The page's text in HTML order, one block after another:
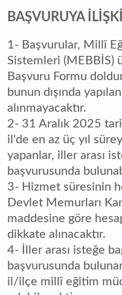
BAŞVURUYA
1- Başvurular, Millî
Sistemleri (MEBBİS)
Başvuru Formu
bunun dışında
alınmayacaktır.
2- 31 Aralık 2025
il'de en az üç yıl
yapanlar, iller arası
başvurusunda
3- Hizmet süresinin
Devlet Memurları
maddesine göre
dikkate alınacaktır.
4- İller arası isteğe
başvurusunda
il/ilçe millî eğitim